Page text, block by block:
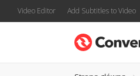
Video Editor Add Subtitles to Video